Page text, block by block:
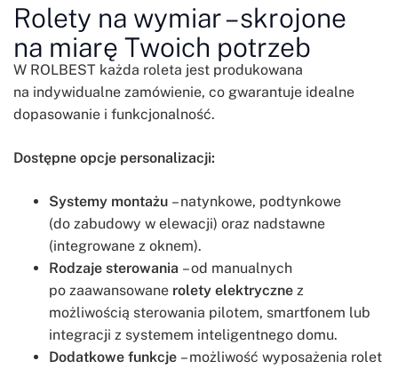
Rolety na wymiar – skrojone
na miarę Twoich potrzeb
W ROLBEST każda roleta jest produkowana
na indywidualne zamówienie, co gwarantuje idealne
dopasowanie i funkcjonalność.
Dostępne opcje personalizacji:
Systemy montażu – natynkowe, podtynkowe
(do zabudowy w elewacji) oraz nadstawne
(integrowane z oknem).
Rodzaje sterowania – od manualnych
po zaawansowane rolety elektryczne z
możliwością sterowania pilotem, smartfonem lub
integracji z systemem inteligentnego domu.
Dodatkowe funkcje – możliwość wyposażenia rolet